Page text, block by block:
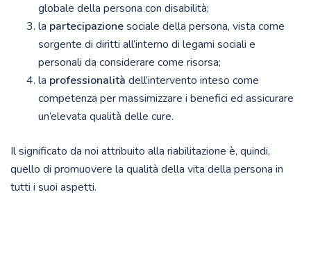
globale della persona con disabilità;
la partecipazionesociale della persona, vista come
sorgente di diritti all’interno di legami sociali e
personali da considerare come risorsa;
la professionalità dell’intervento inteso come
competenza per massimizzare i benefici ed assicurare
un’elevata qualità delle cure.
Il significato da noi attribuito alla riabilitazione è, quindi,
quello di promuovere la qualità della vita della persona in
tutti i suoi aspetti.